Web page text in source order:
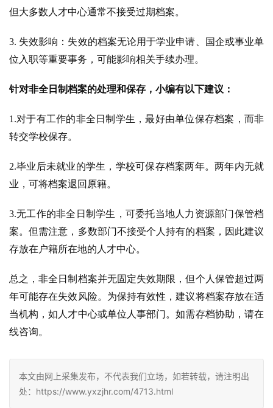
但大多数人才中心通常不接受过期档案。
3. 失效影响：失效的档案无论用于学业申请、国企或事业单
位入职等重要事务，可能影响相关手续办理。
针对非全日制档案的处理和保存，小编有以下建议：
1.对于有工作的非全日制学生，最好由单位保存档案，而非
转交学校保存。
2.毕业后未就业的学生，学校可保存档案两年。两年内无就
业，可将档案退回原籍。
3.无工作的非全日制学生，可委托当地人力资源部门保管档
案。但需注意，多数部门不接受个人持有的档案，因此建议
存放在户籍所在地的人才中心。
总之，非全日制档案并无固定失效期限，但个人保管超过两
年可能存在失效风险。为保持有效性，建议将档案存放在适
当机构，如人才中心或单位人事部门。如需存档协助，请在
线咨询。
本文由网上采集发布，不代表我们立场，如若转载，请注明出
处：https://www.yxzjhr.com/4713.html